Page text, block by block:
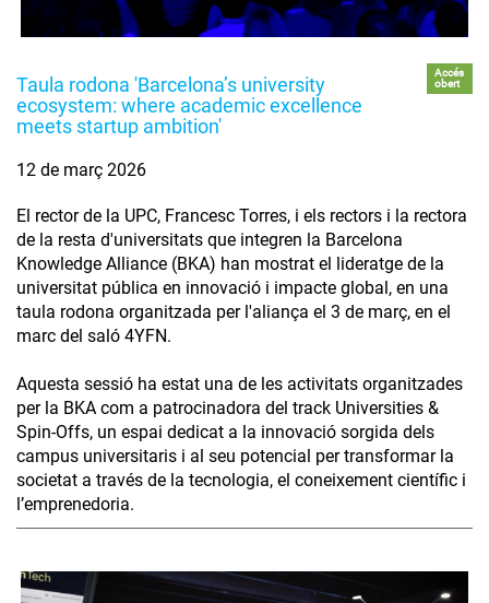
Taula rodona 'Barcelona’s university
ecosystem: where academic excellence
meets startup ambition'
Accés
obert
12 de març 2026
El rector de la UPC, Francesc Torres, i els rectors i la rectora
de la resta d'universitats que integren la Barcelona
Knowledge Alliance (BKA) han mostrat el lideratge de la
universitat pública en innovació i impacte global, en una
taula rodona organitzada per l'aliança el 3 de març, en el
marc del saló 4YFN.
Aquesta sessió ha estat una de les activitats organitzades
per la BKA com a patrocinadora del track Universities &
Spin-Offs, un espai dedicat a la innovació sorgida dels
campus universitaris i al seu potencial per transformar la
societat a través de la tecnologia, el coneixement científic i
l’emprenedoria.